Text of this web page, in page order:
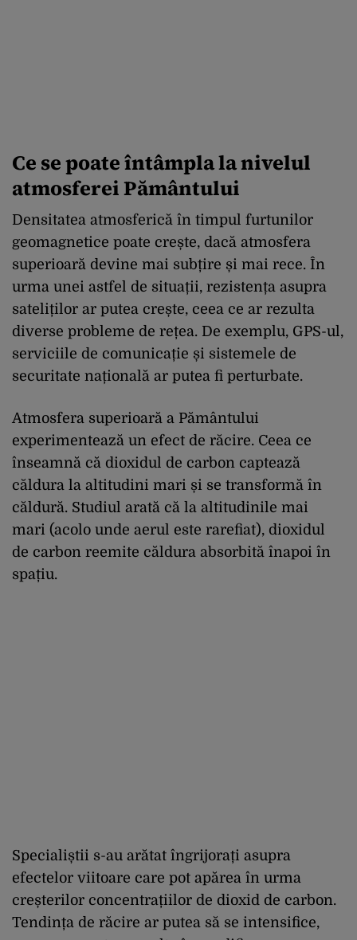
Ce se poate întâmpla la nivelul
atmosferei Pământului
Densitatea atmosferică în timpul furtunilor
geomagnetice poate crește, dacă atmosfera
superioară devine mai subțire și mai rece. În
urma unei astfel de situații, rezistența asupra
sateliților ar putea crește, ceea ce ar rezulta
diverse probleme de rețea. De exemplu, GPS-ul,
serviciile de comunicație și sistemele de
securitate națională ar putea fi perturbate.
Atmosfera superioară a Pământului
experimentează un efect de răcire. Ceea ce
înseamnă că dioxidul de carbon captează
căldura la altitudini mari și se transformă în
căldură. Studiul arată că la altitudinile mai
mari (acolo unde aerul este rarefiat), dioxidul
de carbon reemite căldura absorbită înapoi în
spațiu.
Specialiștii s-au arătat îngrijorați asupra
efectelor viitoare care pot apărea în urma
creșterilor concentrațiilor de dioxid de carbon.
Tendința de răcire ar putea să se intensifice,